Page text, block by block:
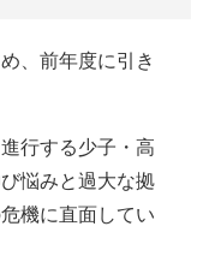
、前年度に引き
行する少子・高
悩みと過大な拠
機に直面してい